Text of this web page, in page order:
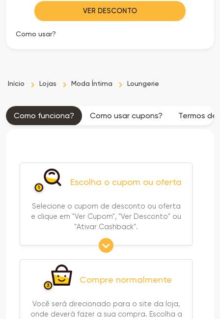
VER DESCONTO
Como usar?
Início Lojas Moda Íntima Loungerie
Como funciona? Como usar cupons? Termos de
Escolha o cupom ou oferta
Selecione o cupom de desconto ou oferta
e clique em "Ver Cupom", "Ver Desconto" ou
"Ativar Cashback".
Compre normalmente
Você será direcionado para o site da loja,
onde deverá fazer a sua compra. Escolha a